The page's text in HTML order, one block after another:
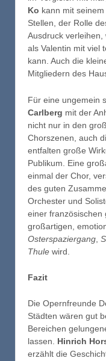
Ko kann mit
Stellen, der Rolle
Ausdruck
als Valentin mit viel
kann. Auch die
Mitgliedern des
Für eine ungemein
Carlberg mit der
nicht nur in den
Chorszenen, auch
entfalten große
Publikum. Eine
einmal der Chor,
des guten
Orchester und
einer französischen
großartigen,
Osterspaziergang
Thule wird.
Fazit
Die Opernfreunde
Städten wären gut
Bereichen
lassen. Hinrich
erzählt die